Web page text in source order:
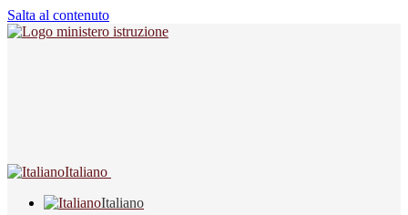
Salta al contenuto
Italiano
Italiano